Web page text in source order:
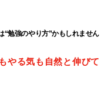
勉強のやり方”かもしれません
やる気も自然と伸びて